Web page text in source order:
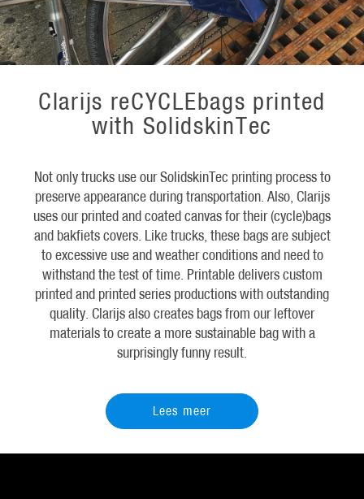
Clarijs reCYCLEbags printed
with SolidskinTec
Not only trucks use our SolidskinTec printing process to
preserve appearance during transportation. Also, Clarijs
uses our printed and coated canvas for their (cycle)bags
and bakfiets covers. Like trucks, these bags are subject
to excessive use and weather conditions and need to
withstand the test of time. Printable delivers custom
printed and printed series productions with outstanding
quality. Clarijs also creates bags from our leftover
materials to create a more sustainable bag with a
surprisingly funny result.
Lees meer